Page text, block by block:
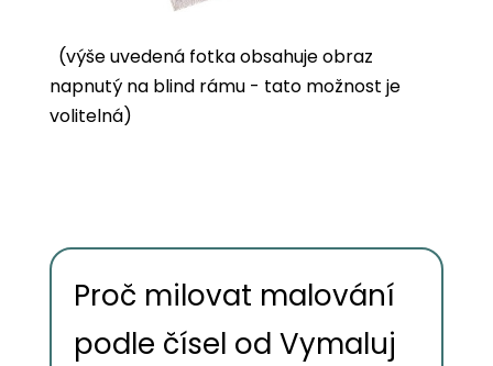
(výše uvedená fotka obsahuje obraz
napnutý na blind rámu - tato možnost je
volitelná)
Proč milovat malování
podle čísel od Vymaluj